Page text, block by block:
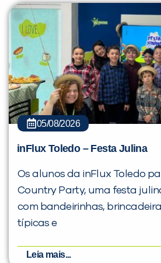
05/08/2026
inFlux Toledo – Festa Julina
Os alunos da inFlux Toledo
Country Party, uma festa
com bandeirinhas,
típicas e
Leia mais...